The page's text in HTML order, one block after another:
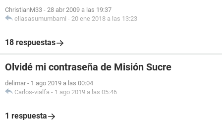
ChristianM33 - 28 abr 2009 a las 19:37
eliasasumumbami - 20 ene 2018 a las 13:23
18 respuestas
Olvidé mi contraseña de Misión Sucre
delimar - 1 ago 2019 a las 00:04
Carlos-vialfa - 1 ago 2019 a las 05:46
1 respuesta